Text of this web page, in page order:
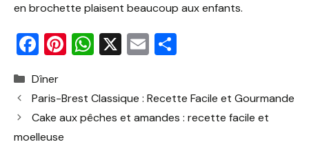
en brochette plaisent beaucoup aux enfants.
F
c
e
b
Pi
er
e
st
W
at
s
X E
ai
l
ta
g
Catégories
Dîner
Paris-Brest Classique : Recette Facile et Gourmande
Cake aux pêches et amandes : recette facile et
moelleuse